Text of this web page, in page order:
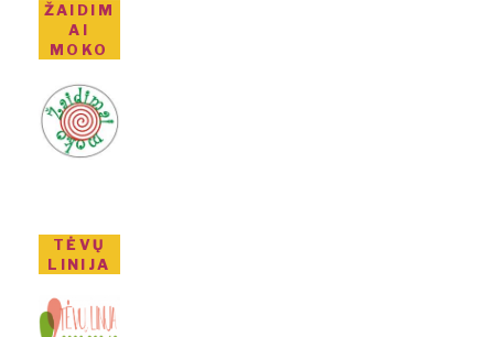
ŽAIDIM
AI
MOKO
TĖVŲ
LINIJA